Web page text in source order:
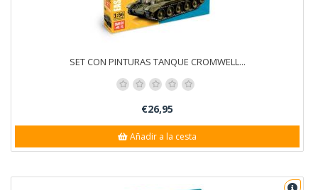
SET CON PINTURAS TANQUE CROMWELL...
€26,95
Añadir a la cesta